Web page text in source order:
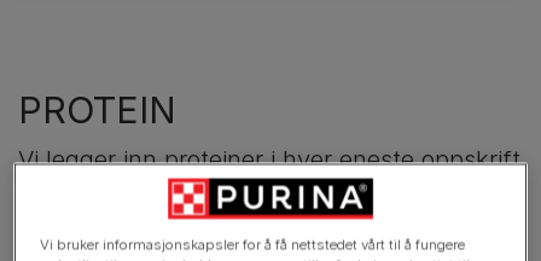
PROTEIN
Vi legger inn proteiner i hver eneste oppskrift
- et solid grunnlag for ditt kjæledyrs
Vi bruker informasjonskapsler for å få nettstedet vårt til å fungere